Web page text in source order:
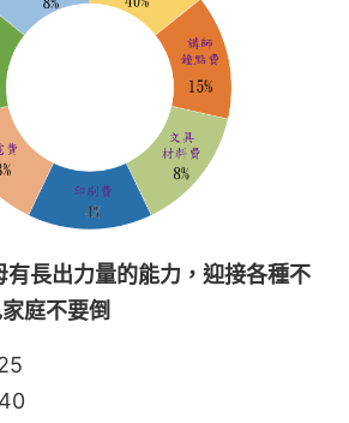
有長出力量的能力，迎接各種不
庭不要倒